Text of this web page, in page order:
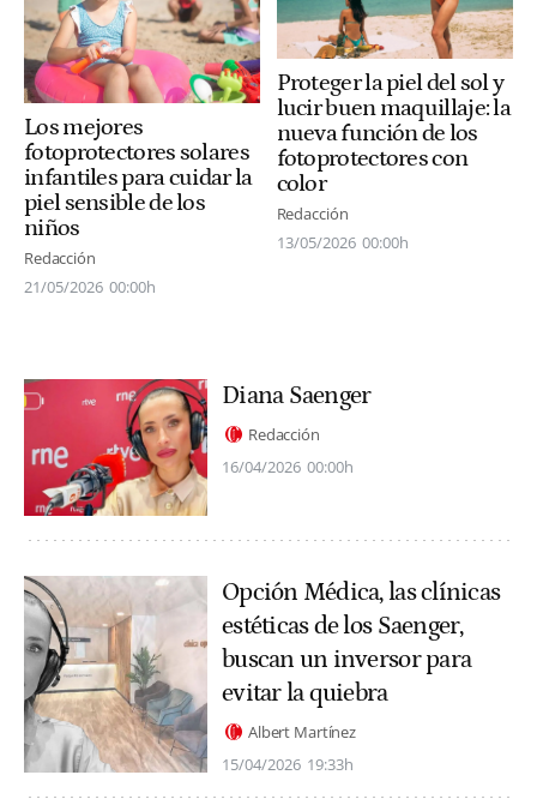
Los mejores
fotoprotectores solares
infantiles para cuidar la
piel sensible de los
niños
Redacción
21/05/2026 00:00h
Proteger la piel del sol y
lucir buen maquillaje: la
nueva función de los
fotoprotectores con
color
Redacción
13/05/2026 00:00h
Diana Saenger
Redacción
16/04/2026 00:00h
Opción Médica, las clínicas
estéticas de los Saenger,
buscan un inversor para
evitar la quiebra
Albert Martínez
15/04/2026 19:33h